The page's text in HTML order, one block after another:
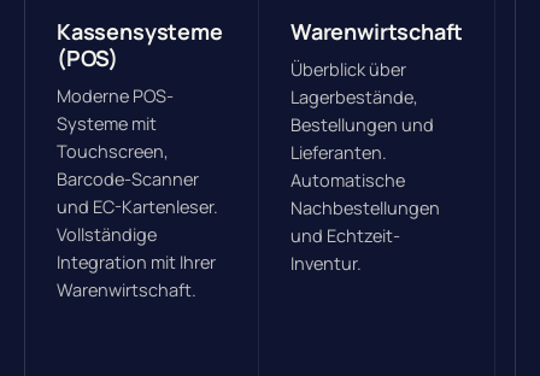
Kassensysteme
(POS)
Moderne POS-
Systeme mit
Touchscreen,
Barcode-Scanner
und EC-Kartenleser.
Vollständige
Integration mit Ihrer
Warenwirtschaft.
Warenwirtschaft
Überblick über
Lagerbestände,
Bestellungen und
Lieferanten.
Automatische
Nachbestellungen
und Echtzeit-
Inventur.